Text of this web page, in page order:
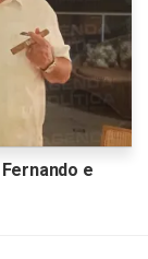
e